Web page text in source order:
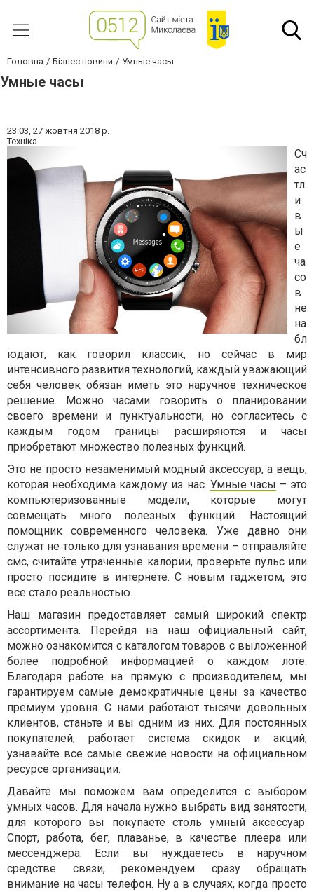
Головна Бізнес новини Умные часы
Умные часы
23:03, 27 жовтня 2018 р.
Техніка
Сч
ас
тл
и
в
ы
е
ча
со
в
не
на
бл
юдают, как говорил классик, но сейчас в мир
интенсивного развития технологий, каждый уважающий
себя человек обязан иметь это наручное техническое
решение. Можно часами говорить о планировании
своего времени и пунктуальности, но согласитесь с
каждым годом границы расширяются и часы
приобретают множество полезных функций.
Это не просто незаменимый модный аксессуар, а вещь,
которая необходима каждому из нас. Умные часы – это
компьютеризованные модели, которые могут
совмещать много полезных функций. Настоящий
помощник современного человека. Уже давно они
служат не только для узнавания времени – отправляйте
смс, считайте утраченные калории, проверьте пульс или
просто посидите в интернете. С новым гаджетом, это
все стало реальностью.
Наш магазин предоставляет самый широкий спектр
ассортимента. Перейдя на наш официальный сайт,
можно ознакомится с каталогом товаров с выложенной
более подробной информацией о каждом лоте.
Благодаря работе на прямую с производителем, мы
гарантируем самые демократичные цены за качество
премиум уровня. С нами работают тысячи довольных
клиентов, станьте и вы одним из них. Для постоянных
покупателей, работает система скидок и акций,
узнавайте все самые свежие новости на официальном
ресурсе организации.
Давайте мы поможем вам определится с выбором
умных часов. Для начала нужно выбрать вид занятости,
для которого вы покупаете столь умный аксессуар.
Спорт, работа, бег, плаванье, в качестве плеера или
мессенджера. Если вы нуждаетесь в наручном
средстве связи, рекомендуем сразу обращать
внимание на часы телефон. Ну а в случаях, когда просто